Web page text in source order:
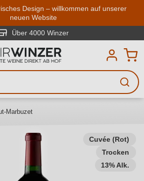
Zum Hauptinhalt springen
Design – willkommen auf unserer
neuen Website
Über 4000 Winzer
Marbuzet
Cuvée (Rot)
Trocken
13% Alk.
Zeichen eingeben
Sie, welchen Wein
– ob nach Geschmack,